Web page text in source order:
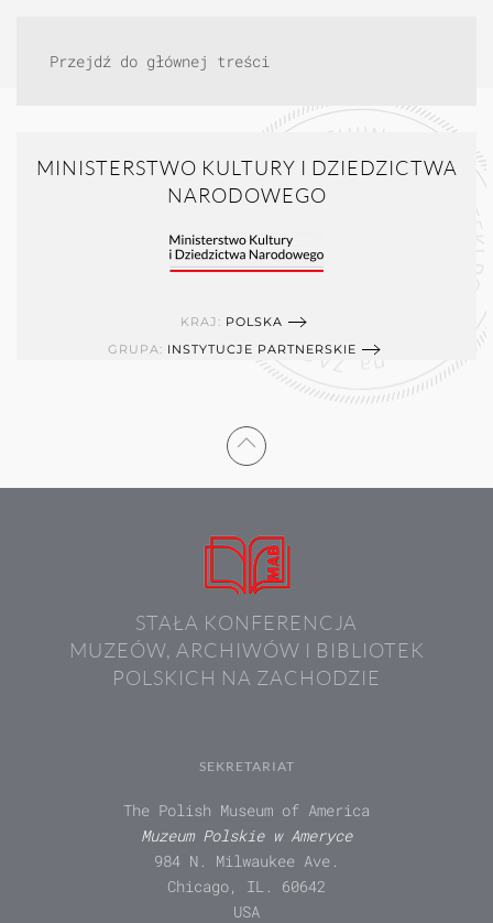
Przejdź do głównej treści
MINISTERSTWO KULTURY I DZIEDZICTWA
NARODOWEGO
KRAJ: POLSKA
GRUPA: INSTYTUCJE PARTNERSKIE
STAŁA KONFERENCJA
MUZEÓW, ARCHIWÓW I BIBLIOTEK
POLSKICH NA ZACHODZIE
SEKRETARIAT
The Polish Museum of America
Muzeum Polskie w Ameryce
984 N. Milwaukee Ave.
Chicago, IL. 60642
USA